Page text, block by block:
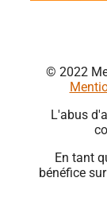
© 2022
L'abus
En tant
bénéfice